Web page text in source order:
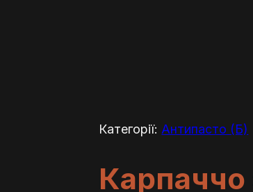
Категорії: Антипасто (Б)